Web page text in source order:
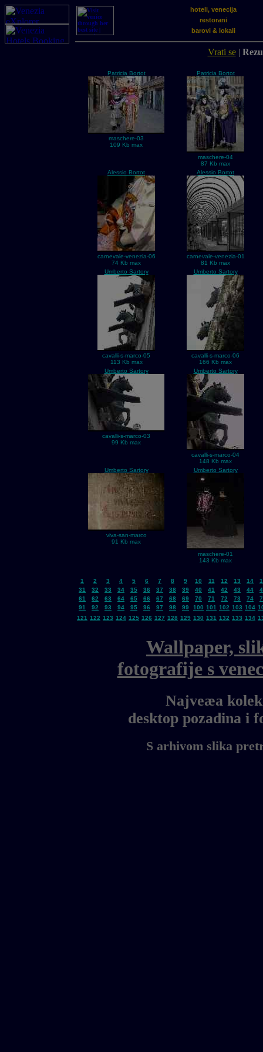
hoteli, venecija
restorani
barovi & lokali
Vrati se|
Patricia Bortot
maschere-03
109 Kb max
Patricia Bortot
maschere-04
87 Kb max
Alessio Bortot
carnevale-venezia-06
74 Kb max
Alessio Bortot
carnevale-venezia-01
81 Kb max
Umberto Sartory
cavalli-s-marco-05
113 Kb max
Umberto Sartory
cavalli-s-marco-06
166 Kb max
Umberto Sartory
cavalli-s-marco-03
99 Kb max
Umberto Sartory
cavalli-s-marco-04
148 Kb max
Umberto Sartory
viva-san-marco
91 Kb max
Umberto Sartory
maschere-01
143 Kb max
1 2 3 4 5 6 7 8 9 10 11 12 13 14
31
32 33 34 35 36 37 38 39 40 41 42 43 44
61
62 63 64 65 66 67 68 69 70 71 72 73 74
91
92 93 94 95 96 97 98 99 100 101 102 103 104
121 122 123 124 125 126 127 128 129 130 131 132 133 134
Wallpaper,
fotografije s
Najveæa
desktop pozadina i
S arhivom slika